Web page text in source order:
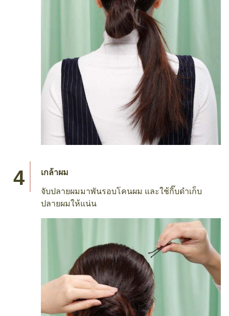
เกล้าผม
จับปลายผมมาพันรอบโคนผม และใช้กิ๊บดำเก็บ
ปลายผมให้แน่น